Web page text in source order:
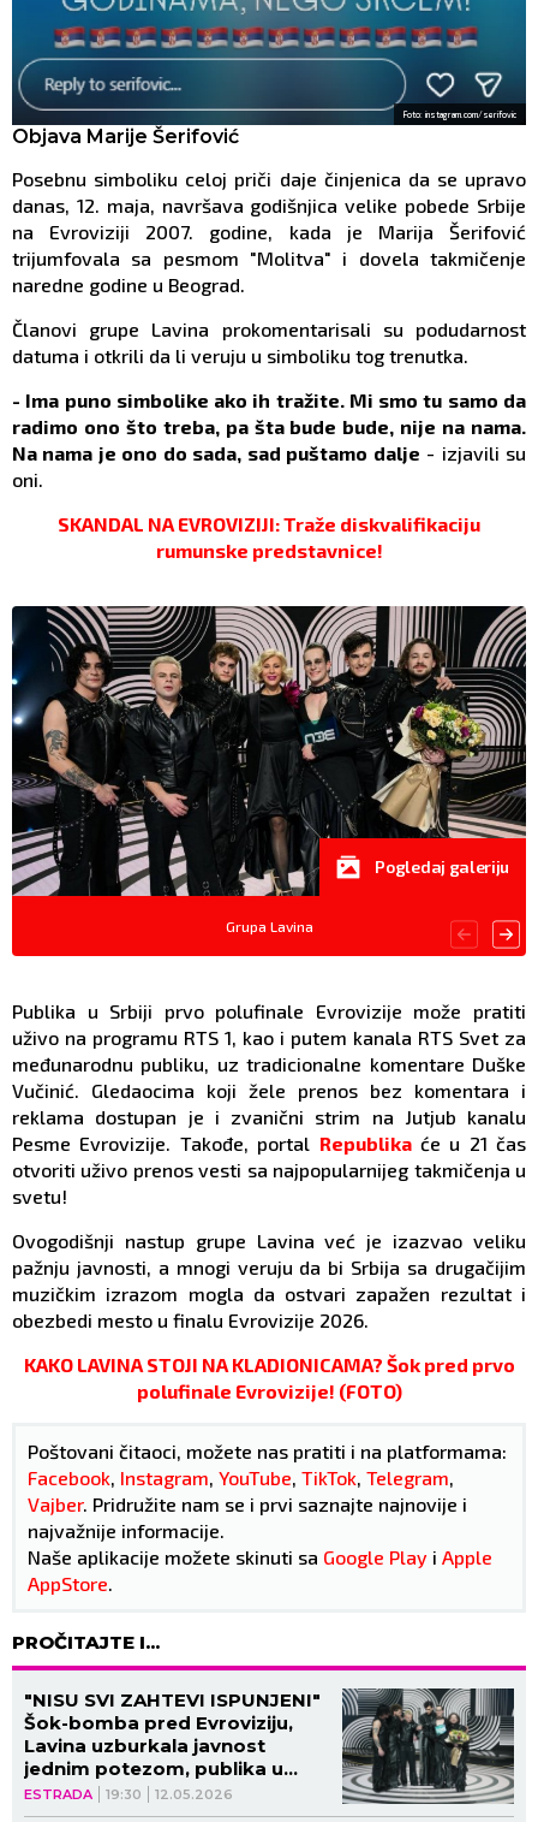
Foto: instagram.com/serifovic
Objava Marije Šerifović
Posebnu simboliku celoj priči daje činjenica da se upravo
danas, 12. maja, navršava godišnjica velike pobede Srbije
na Evroviziji 2007. godine, kada je Marija Šerifović
trijumfovala sa pesmom "Molitva" i dovela takmičenje
naredne godine u Beograd.
Članovi grupe Lavina prokomentarisali su podudarnost
datuma i otkrili da li veruju u simboliku tog trenutka.
- Ima puno simbolike ako ih tražite. Mi smo tu samo da
radimo ono što treba, pa šta bude bude, nije na nama.
Na nama je ono do sada, sad puštamo dalje - izjavili su
oni.
SKANDAL NA EVROVIZIJI: Traže diskvalifikaciju
rumunske predstavnice!
Grupa Lavina
Pogledaj galeriju
Publika u Srbiji prvo polufinale Evrovizije može pratiti
uživo na programu RTS 1, kao i putem kanala RTS Svet za
međunarodnu publiku, uz tradicionalne komentare Duške
Vučinić. Gledaocima koji žele prenos bez komentara i
reklama dostupan je i zvanični strim na Jutjub kanalu
Pesme Evrovizije. Takođe, portal Republikaće u 21 čas
otvoriti uživo prenos vesti sa najpopularnijeg takmičenja u
svetu!
Ovogodišnji nastup grupe Lavina već je izazvao veliku
pažnju javnosti, a mnogi veruju da bi Srbija sa drugačijim
muzičkim izrazom mogla da ostvari zapažen rezultat i
obezbedi mesto u finalu Evrovizije 2026.
KAKO LAVINA STOJI NA KLADIONICAMA? Šok pred prvo
polufinale Evrovizije! (FOTO)
Poštovani čitaoci, možete nas pratiti i na platformama:
Facebook, Instagram, YouTube, TikTok, Telegram,
Vajber. Pridružite nam se i prvi saznajte najnovije i
najvažnije informacije.
Naše aplikacije možete skinuti sa Google Play i Apple
AppStore.
PROČITAJTE I...
ESTRADA 19:30 12.05.2026
"NISU SVI ZAHTEVI ISPUNJENI"
Šok-bomba pred Evroviziju,
Lavina uzburkala javnost
jednim potezom, publika u
transu!